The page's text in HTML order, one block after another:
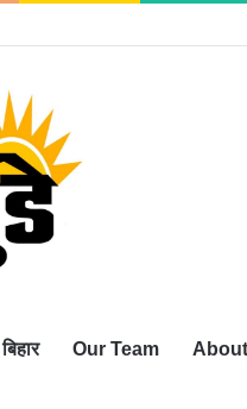
बिहार Our Team